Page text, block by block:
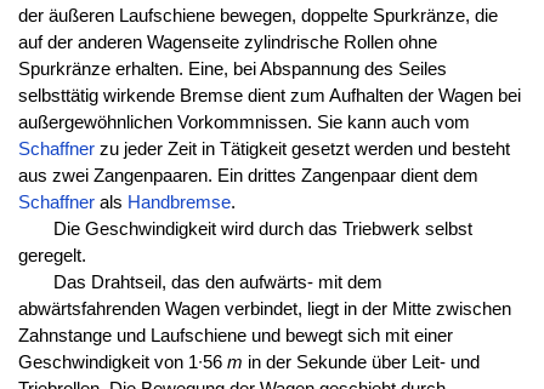
der äußeren Laufschiene bewegen, doppelte Spurkränze, die
auf der anderen Wagenseite zylindrische Rollen ohne
Spurkränze erhalten. Eine, bei Abspannung des Seiles
selbsttätig wirkende Bremse dient zum Aufhalten der Wagen bei
außergewöhnlichen Vorkommnissen. Sie kann auch vom
Schaffnerzu jeder Zeit in Tätigkeit gesetzt werden und besteht
aus zwei Zangenpaaren. Ein drittes Zangenpaar dient dem
Schaffnerals Handbremse.
Die Geschwindigkeit wird durch das Triebwerk selbst
geregelt.
Das Drahtseil, das den aufwärts- mit dem
abwärtsfahrenden Wagen verbindet, liegt in der Mitte zwischen
Zahnstange und Laufschiene und bewegt sich mit einer
Geschwindigkeit von 1∙56 m in der Sekunde über Leit- und